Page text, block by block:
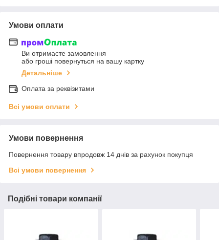
Умови оплати
Ви отримаєте замовлення
або гроші повернуться на вашу картку
Детальніше
Оплата за реквізитами
Всі умови оплати
Умови повернення
Повернення товару впродовж 14 днів за рахунок покупця
Всі умови повернення
Подібні товари компанії